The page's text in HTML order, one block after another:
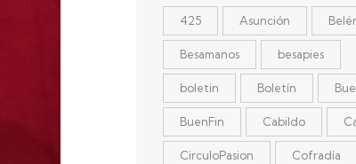
425 Asunción
Besamanos besapies
boletin Boletín
BuenFin Cabildo
CirculoPasion Cofradía